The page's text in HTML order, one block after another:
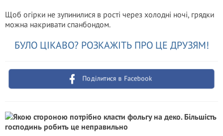
Щоб огірки не зупинилися в рості через холодні ночі, грядки
можна накривати спанбондом.
БУЛО ЦІКАВО? РОЗКАЖІТЬ ПРО ЦЕ ДРУЗЯМ!
Поділитися в Facebook